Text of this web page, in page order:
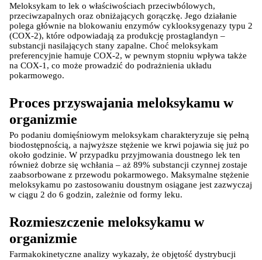
Meloksykam to lek o właściwościach przeciwbólowych,
przeciwzapalnych oraz obniżających gorączkę. Jego działanie
polega głównie na blokowaniu enzymów cyklooksygenazy typu 2
(COX-2), które odpowiadają za produkcję prostaglandyn –
substancji nasilających stany zapalne. Choć meloksykam
preferencyjnie hamuje COX-2, w pewnym stopniu wpływa także
na COX-1, co może prowadzić do podrażnienia układu
pokarmowego.
Proces przyswajania meloksykamu w
organizmie
Po podaniu domięśniowym meloksykam charakteryzuje się pełną
biodostępnością, a najwyższe stężenie we krwi pojawia się już po
około godzinie. W przypadku przyjmowania doustnego lek ten
również dobrze się wchłania – aż 89% substancji czynnej zostaje
zaabsorbowane z przewodu pokarmowego. Maksymalne stężenie
meloksykamu po zastosowaniu doustnym osiągane jest zazwyczaj
w ciągu 2 do 6 godzin, zależnie od formy leku.
Rozmieszczenie meloksykamu w
organizmie
Farmakokinetyczne analizy wykazały, że objętość dystrybucji